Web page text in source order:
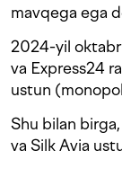
mavqega ega
2024-yil
va Express24
ustun
Shu bilan
va Silk Avia